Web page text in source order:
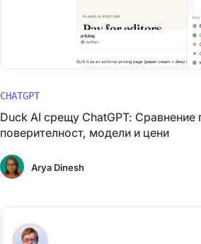
CHATGPT
Duck AI срещу ChatGPT: Сравнение
поверителност, модели и цени
Arya Dinesh